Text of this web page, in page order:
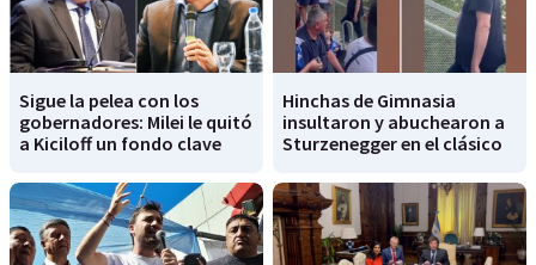
Sigue la pelea con los
gobernadores: Milei le quitó
a Kiciloff un fondo clave
Hinchas de Gimnasia
insultaron y abuchearon a
Sturzenegger en el clásico